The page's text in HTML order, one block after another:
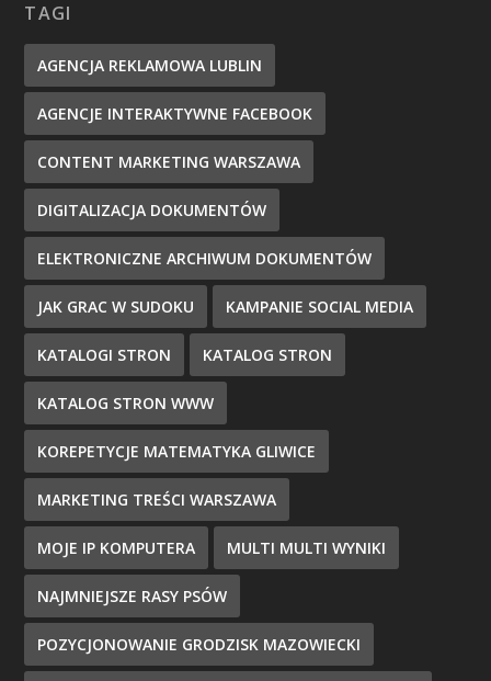
TAGI
AGENCJA REKLAMOWA LUBLIN
AGENCJE INTERAKTYWNE FACEBOOK
CONTENT MARKETING WARSZAWA
DIGITALIZACJA DOKUMENTÓW
ELEKTRONICZNE ARCHIWUM DOKUMENTÓW
JAK GRAC W SUDOKU KAMPANIE SOCIAL MEDIA
KATALOGI STRON KATALOG STRON
KATALOG STRON WWW
KOREPETYCJE MATEMATYKA GLIWICE
MARKETING TREŚCI WARSZAWA
MOJE IP KOMPUTERA MULTI MULTI WYNIKI
NAJMNIEJSZE RASY PSÓW
POZYCJONOWANIE GRODZISK MAZOWIECKI